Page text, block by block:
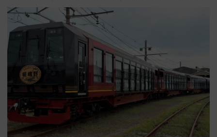
14日から 新車両「トキイロ」体